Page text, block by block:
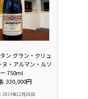
ン グラン・クリュ
ヌ・アルマン・ルソ
ー 750ml
: 330,000円
: 2024年12月28日